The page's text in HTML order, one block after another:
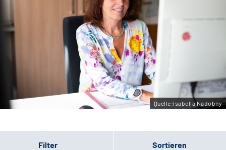
Sozialdienste & Zuweisende
Leichte Sprache
Gebärdensprache
Quelle:Isabella Nadobny
Filter Sortieren